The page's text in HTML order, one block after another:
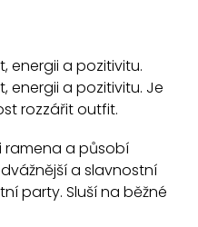
energii a pozitivitu.
energii a pozitivitu. Je
rozzářit outfit.
ramena a působí
a slavnostní
party. Sluší na běžné